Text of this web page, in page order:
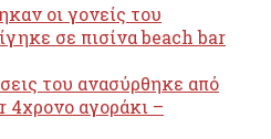
οι γονείς του
σε πισίνα beach bar
του ανασύρθηκε από
4χρονο αγοράκι –